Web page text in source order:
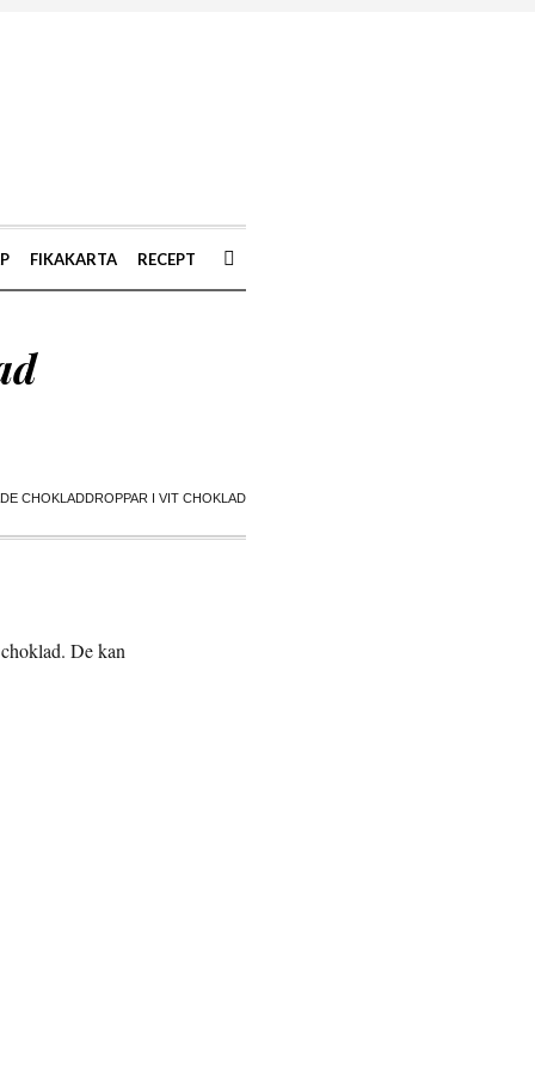
FIKAKARTA RECEPT
CHOKLADDROPPAR I VIT CHOKLAD
De kan